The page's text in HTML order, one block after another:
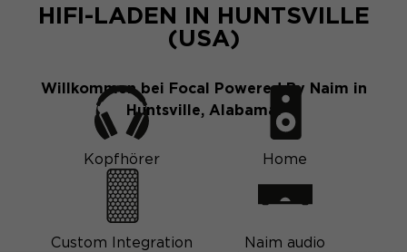
HIFI-LADEN IN HUNTSVILLE
(USA)
Willkommen bei Focal Powered By Naim in
Huntsville, Alabama.
Kopfhörer Home
Custom Integration Naim audio